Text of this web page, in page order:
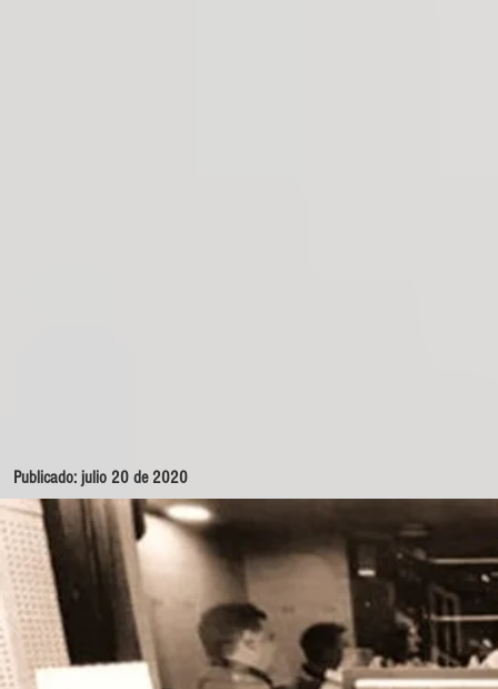
Publicado: julio 20 de 2020